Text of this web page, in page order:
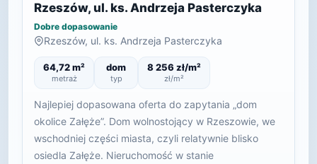
Rzeszów, ul. ks. Andrzeja Pasterczyka
Dobre dopasowanie
Rzeszów, ul. ks. Andrzeja Pasterczyka
64,72 m²
metraż
dom
typ
8 256 zł/m²
zł/m²
Najlepiej dopasowana oferta do zapytania „dom
okolice Załęże”. Dom wolnostojący w Rzeszowie, we
wschodniej części miasta, czyli relatywnie blisko
osiedla Załęże. Nieruchomość w stanie